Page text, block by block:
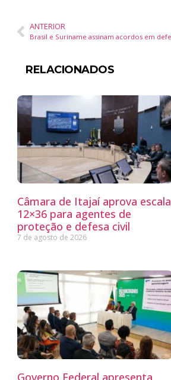
ANTERIOR
RELACIONADOS
Câmara de Itajaí aprova escala
12×36 para agentes de
proteção e defesa civil
7 de agosto de 2026
Governo Federal apresenta